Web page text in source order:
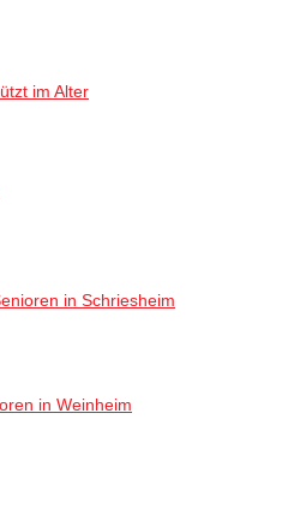
im Alter
in Schriesheim
in Weinheim